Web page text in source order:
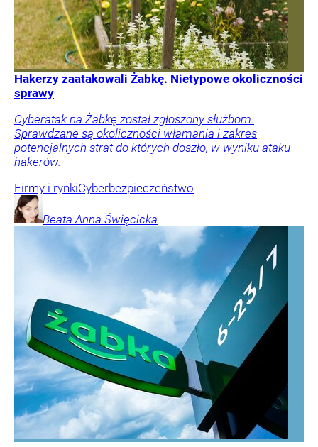
Hakerzy zaatakowali Żabkę. Nietypowe okoliczności
sprawy
Cyberatak na Żabkę został zgłoszony służbom.
Sprawdzane są okoliczności włamania i zakres
potencjalnych strat do których doszło, w wyniku ataku
hakerów.
Firmy i rynkiCyberbezpieczeństwo
Beata Anna Święcicka